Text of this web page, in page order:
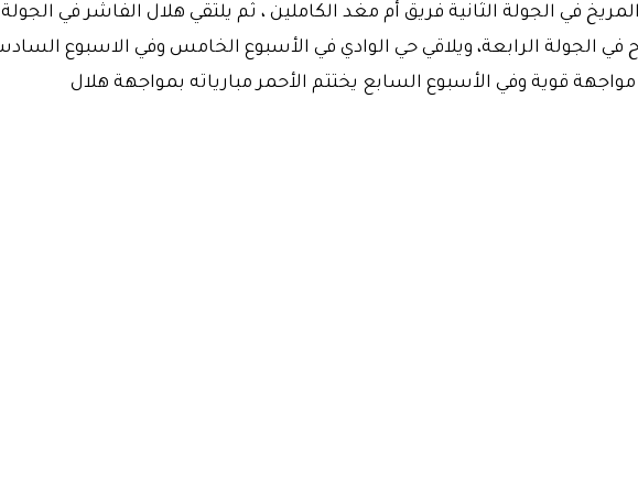
15_4 وبواجه المريخ في الجولة الثانية فريق أم مغد الكاملين ، ثم يلتقي هلال الفاشر في الجولة
في الجولة الرابعة، ويلاقي حي الوادي في الأسبوع الخامس وفي الاسبوع
مواجهة قوية وفي الأسبوع السابع يختتم الأحمر مبارياته بمواجهة هلال